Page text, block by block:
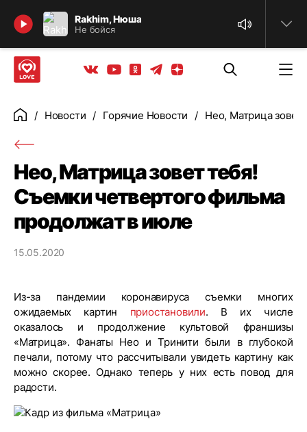
Rakhim, Нюша
Не бойся
Найти
Вконтакте
YoutubeОдноклассники
ТелеграмЯндекс дзен
ГлавнаяНовости Горячие Новости Нео, Матрица
Нео, Матрица зовет тебя!
Съемки четвертого фильма
продолжат в июле
15.05.2020
Из-за пандемии коронавируса съемки многих
ожидаемых картин приостановили. В их числе
оказалось и продолжение культовой франшизы
«Матрица». Фанаты Нео и Тринити были в глубокой
печали, потому что рассчитывали увидеть картину как
можно скорее. Однако теперь у них есть повод для
радости.